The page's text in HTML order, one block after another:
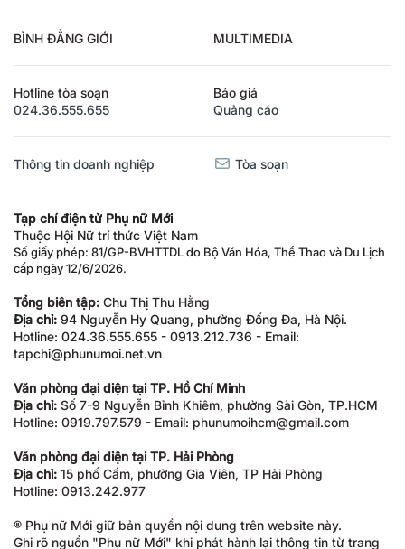
BÌNH ĐẲNG GIỚI MULTIMEDIA
Hotline tòa soạn
024.36.555.655
Báo giá
Quảng cáo
Thông tin doanh nghiệp Tòa soạn
Tạp chí điện tử Phụ nữ Mới
Thuộc Hội Nữ trí thức Việt Nam
Số giấy phép: 81/GP-BVHTTDL do Bộ Văn Hóa, Thể Thao và Du Lịch
cấp ngày 12/6/2026.
Tổng biên tập: Chu Thị Thu Hằng
Địa chỉ: 94 Nguyễn Hy Quang, phường Đống Đa, Hà Nội.
Hotline: 024.36.555.655 - 0913.212.736 - Email:
tapchi@phunumoi.net.vn
Văn phòng đại diện tại TP. Hồ Chí Minh
Địa chỉ: Số 7-9 Nguyễn Bỉnh Khiêm, phường Sài Gòn, TP.HCM
Hotline: 0919.797.579 - Email: phunumoihcm@gmail.com
Văn phòng đại diện tại TP. Hải Phòng
Địa chỉ: 15 phố Cấm, phường Gia Viên, TP Hải Phòng
Hotline: 0913.242.977
® Phụ nữ Mới giữ bản quyền nội dung trên website này.
Ghi rõ nguồn "Phụ nữ Mới" khi phát hành lại thông tin từ trang